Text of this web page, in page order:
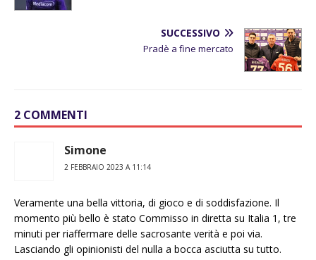
SUCCESSIVO
Pradè a fine mercato
2 COMMENTI
Simone
2 FEBBRAIO 2023 A 11:14
Veramente una bella vittoria, di gioco e di soddisfazione. Il
momento più bello è stato Commisso in diretta su Italia 1, tre
minuti per riaffermare delle sacrosante verità e poi via.
Lasciando gli opinionisti del nulla a bocca asciutta su tutto.